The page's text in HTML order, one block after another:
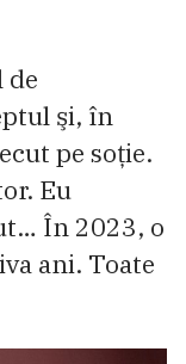
de
şi, în
pe soţie.
Eu
În 2023, o
ani. Toate